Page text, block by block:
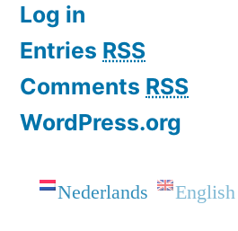
Log in
Entries RSS
Comments RSS
WordPress.org
Nederlands English